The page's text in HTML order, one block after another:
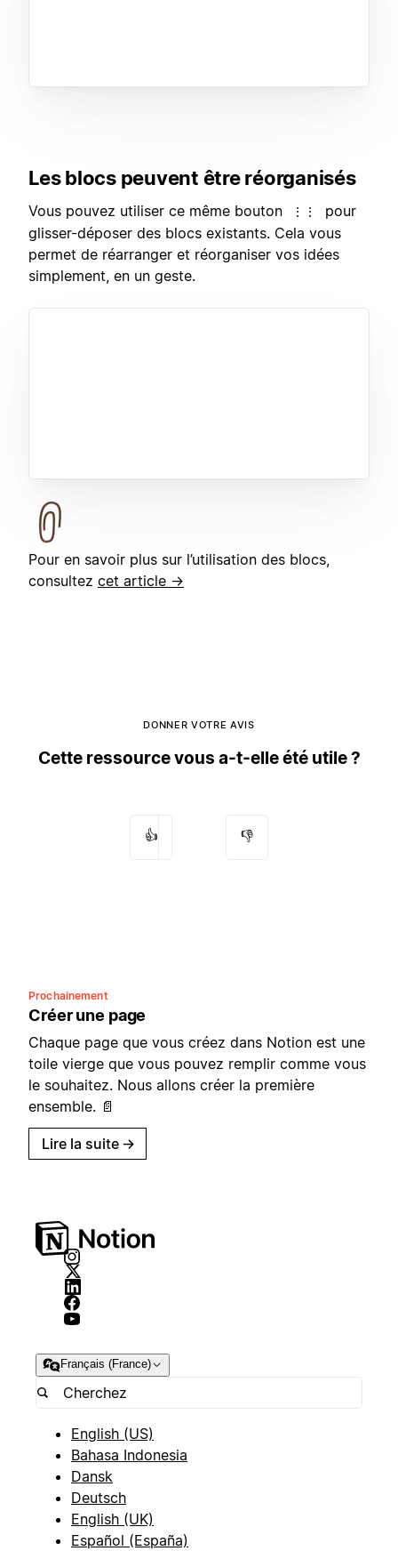
Les blocs peuvent être réorganisés
Vous pouvez utiliser ce même bouton ⋮⋮
pour
glisser-déposer des blocs existants. Cela vous
permet de réarranger et réorganiser vos idées
simplement, en un geste.
Pour en savoir plus sur l’utilisation des blocs,
consultez cet article →
DONNER VOTRE AVIS
Cette ressource vous a-t-elle été utile ?
👍 👎
Prochainement
Créer une page
Chaque page que vous créez dans Notion est une
toile vierge que vous pouvez remplir comme vous
le souhaitez. Nous allons créer la première
ensemble. 📄
Lire la suite →
Français (France)
English (US)
Bahasa Indonesia
Dansk
Deutsch
English (UK)
Español (España)